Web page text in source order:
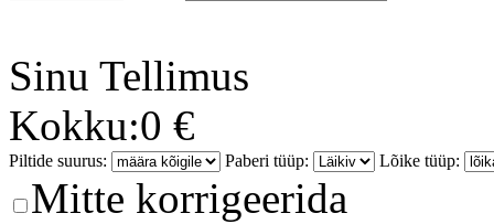
Sinu Tellimus
Kokku:0 €
Piltide suurus: Paberi tüüp: Lõike tüüp:
Mitte korrigeerida